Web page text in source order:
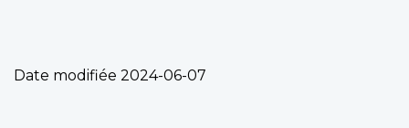
Date modifiée 2024-06-07